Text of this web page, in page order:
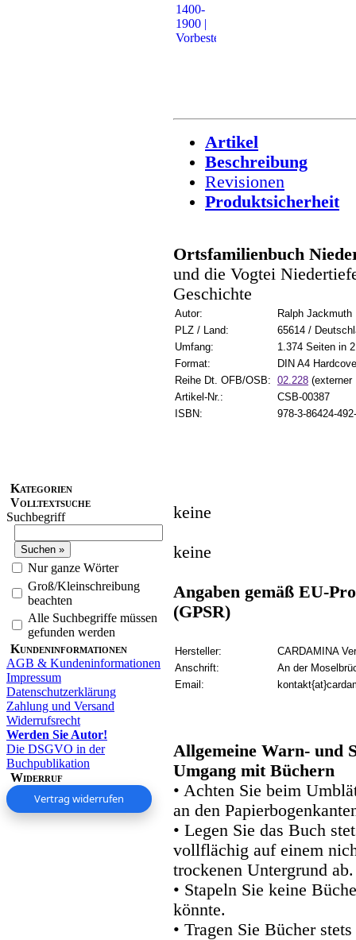
Kategorien
Volltextsuche
Suchbegriff
Nur ganze Wörter
Groß/Kleinschreibung
beachten
Alle Suchbegriffe müssen
gefunden werden
Kundeninformationen
AGB & Kundeninformationen
Impressum
Datenschutzerklärung
Zahlung und Versand
Widerrufsrecht
Werden Sie Autor!
Die DSGVO in der
Buchpublikation
Widerruf
Vertrag widerrufen
Artikel
Beschreibung
Revisionen
Produktsicherheit
Ortsfamilienbuch
und die Vogtei
Geschichte
Autor:
Ralph Jackmuth
PLZ / Land:
65614 /
Umfang:
1.374 Seiten in
Format:
DIN A4
Reihe Dt. OFB/OSB: 02.228 (externer
Artikel-Nr.:
CSB-00387
ISBN:
978-3-86424-
keine
keine
Angaben gemäß EU-
(GPSR)
Hersteller:
CARDAMINA
Anschrift:
An der
Email:
Allgemeine Warn- und
Umgang mit Büchern
• Achten Sie beim
an den
• Legen Sie das Buch
vollflächig auf einem
trockenen Untergrund ab.
• Stapeln Sie keine
könnte.
• Tragen Sie Bücher